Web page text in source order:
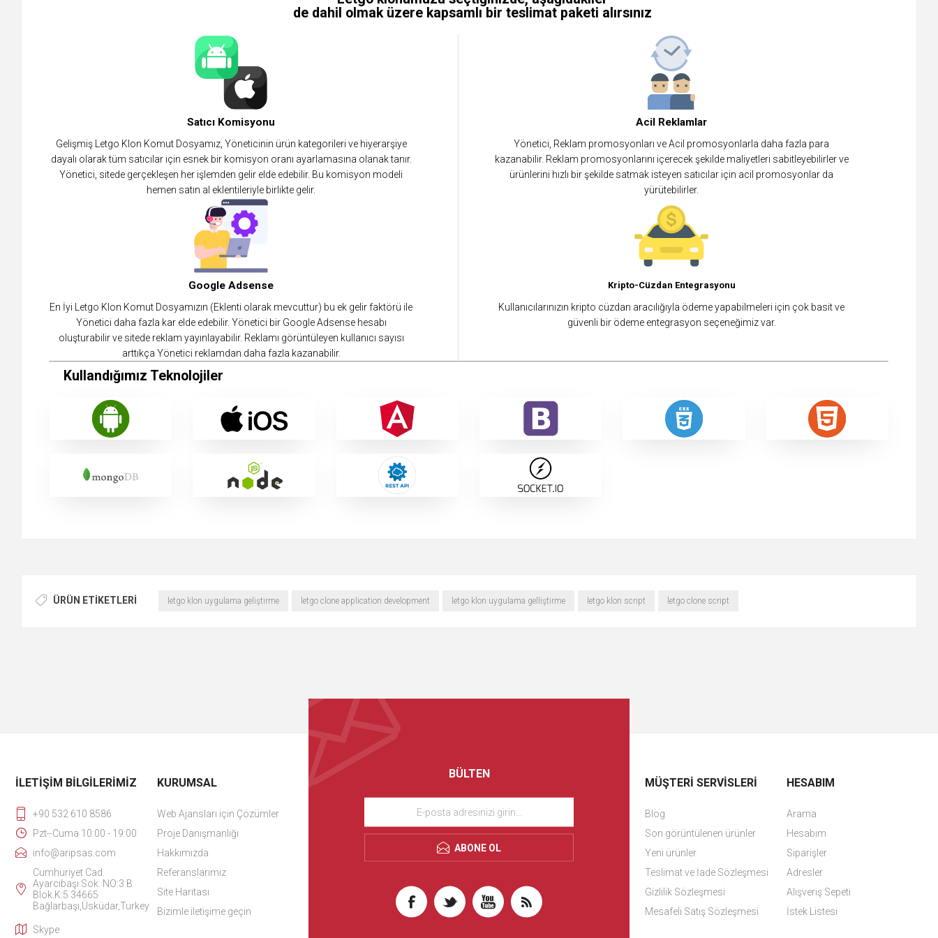
de dahil olmak üzere kapsamlı bir teslimat paketi alırsınız
Satıcı Komisyonu
Gelişmiş Letgo Klon Komut Dosyamız, Yöneticinin ürün kategorileri ve hiyerarşiye
dayalı olarak tüm satıcılar için esnek bir komisyon oranı ayarlamasına olanak tanır.
Yönetici, sitede gerçekleşen her işlemden gelir elde edebilir. Bu komisyon modeli
hemen satın al eklentileriyle birlikte gelir.
Acil Reklamlar
Yönetici, Reklam promosyonları ve Acil promosyonlarla daha fazla para
kazanabilir. Reklam promosyonlarını içerecek şekilde maliyetleri sabitleyebilirler ve
ürünlerini hızlı bir şekilde satmak isteyen satıcılar için acil promosyonlar da
yürütebilirler.
Google Adsense
En İyi Letgo Klon Komut Dosyamızın (Eklenti olarak mevcuttur) bu ek gelir faktörü ile
Yönetici daha fazla kar elde edebilir. Yönetici bir Google Adsense hesabı
oluşturabilir ve sitede reklam yayınlayabilir. Reklamı görüntüleyen kullanıcı sayısı
arttıkça Yönetici reklamdan daha fazla kazanabilir.
Kripto-Cüzdan Entegrasyonu
Kullanıcılarınızın kripto cüzdan aracılığıyla ödeme yapabilmeleri için çok basit ve
güvenli bir ödeme entegrasyon seçeneğimiz var.
Kullandığımız Teknolojiler
ÜRÜN ETIKETLERI letgo klon uygulama geliştirme letgo clone application development letgo klon uygulama gelliştirme letgo klon script letgo clone script
BÜLTEN
ABONE OL
İLETIŞIM BILGILERIMIZ
+90 532 610 8586
Pzt--Cuma 10:00 - 19:00
info@aripsas.com
Cumhuriyet Cad.
Ayarcıbaşı Sok. NO:3 B
Blok.K:5 34665
Bağlarbaşı,Üsküdar,Turkey
Skype
KURUMSAL
Web Ajansları için Çözümler
Proje Danışmanlığı
Hakkımızda
Referanslarımız
Site Haritası
Bizimle iletişime geçin
MÜŞTERI SERVISLERI
Blog
Son görüntülenen ürünler
Yeni ürünler
Teslimat ve İade Sözleşmesi
Gizlilik Sözleşmesi
Mesafeli Satış Sözleşmesi
HESABIM
Arama
Hesabım
Siparişler
Adresler
Alışveriş Sepeti
İstek Listesi